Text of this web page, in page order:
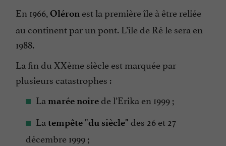
En 1966, Oléron est la première île à être reliée
au continent par un pont. L’île de Ré le sera en
1988.
La fin du XXème siècle est marquée par
plusieurs catastrophes :
La marée noirede l’Erika en 1999 ;
La tempête "du siècle" des 26 et 27
décembre 1999 ;